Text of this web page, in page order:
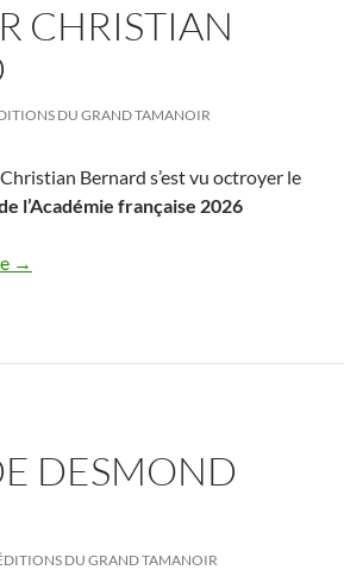
CHRISTIAN
DU GRAND TAMANOIR
Bernard s’est vu octroyer le
l’Académie française 2026
Prix pour Christian Bernard
→
DESMOND
DU GRAND TAMANOIR